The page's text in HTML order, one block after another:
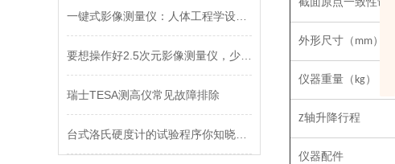
瑞士TESA测高仪常见故障排除
外形尺寸（ mm）
仪器重量（ kg）
Z轴升降行程
仪器配件